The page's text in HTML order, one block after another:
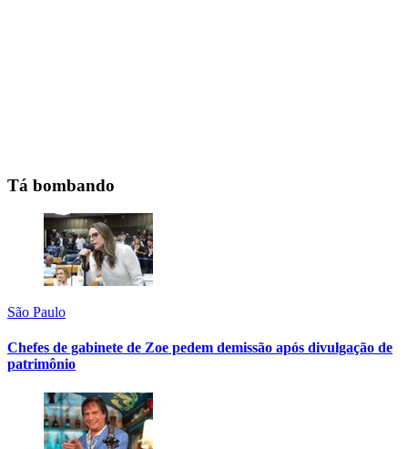
Tá bombando
São Paulo
Chefes de gabinete de Zoe pedem demissão após divulgação de
patrimônio